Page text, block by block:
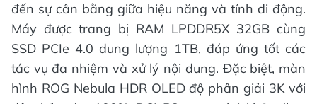
đến sự cân bằng giữa hiệu năng và tính di động.
Máy được trang bị RAM LPDDR5X 32GB cùng
SSD PCIe 4.0 dung lượng 1TB, đáp ứng tốt các
tác vụ đa nhiệm và xử lý nội dung. Đặc biệt, màn
hình ROG Nebula HDR OLED độ phân giải 3K với